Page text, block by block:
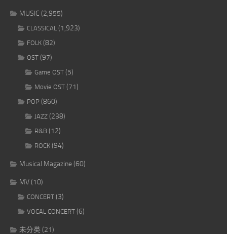
MUSIC (2,955)
CLASSICAL (1,923)
FOLK (82)
OST (97)
Game OST (5)
Movie OST (71)
POP (860)
JAZZ (238)
R&B (12)
ROCK (94)
Musical Magazine(60)
MV(10)
CONCERT (3)
VOCAL CONCERT (6)
未分类(21)